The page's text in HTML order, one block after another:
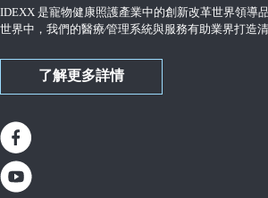
IDEXX 是寵物健康照護產業中的創新改革世界領導
世界中，我們的醫療∕管理系統與服務有助業界打造
了解更多詳情